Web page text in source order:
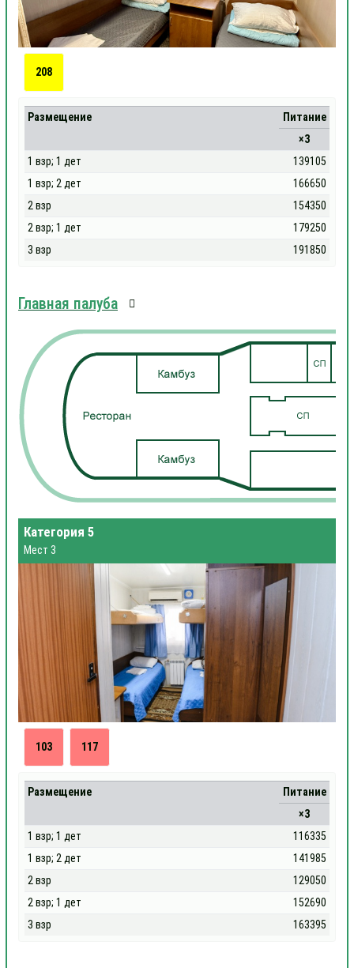
208
Размещение
Питание
×3
1 взр; 1 дет
139105
1 взр; 2 дет
166650
2 взр
154350
2 взр; 1 дет
179250
3 взр
191850
Главная палуба
Категория 5
Мест 3
103 117
Размещение
Питание
×3
1 взр; 1 дет
116335
1 взр; 2 дет
141985
2 взр
129050
2 взр; 1 дет
152690
3 взр
163395